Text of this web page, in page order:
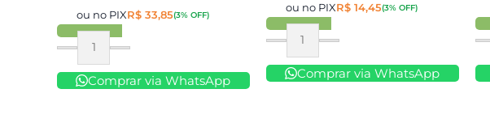
ou no PIXR$ 33,85(3% OFF)
Comprar
Comprar via WhatsApp
ou no PIXR$14,45(3% OFF)
Comprar
Comprar via WhatsApp